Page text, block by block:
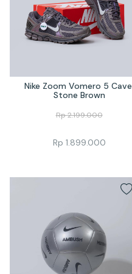
Nike Zoom Vomero 5 Cave
Stone Brown
Rp2.199.000
Rp 1.899.000